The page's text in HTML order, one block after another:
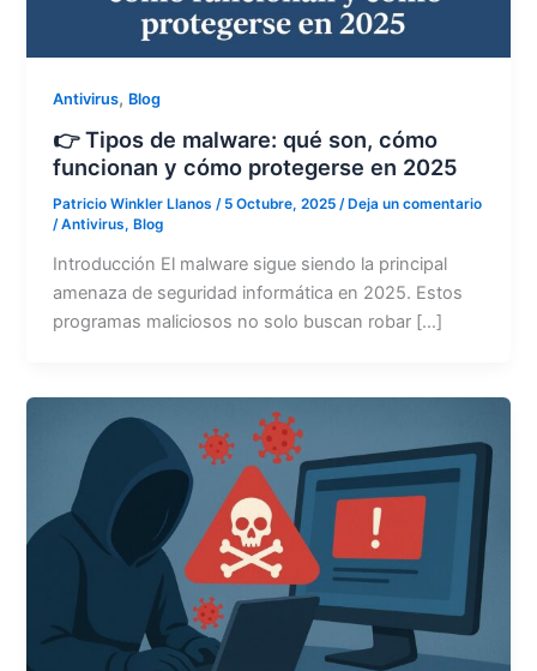
Antivirus, Blog
👉 Tipos de malware: qué son, cómo
funcionan y cómo protegerse en 2025
Patricio Winkler Llanos/ 5 Octubre, 2025/ Deja un comentario
/Antivirus, Blog
Introducción El malware sigue siendo la principal
amenaza de seguridad informática en 2025. Estos
programas maliciosos no solo buscan robar […]